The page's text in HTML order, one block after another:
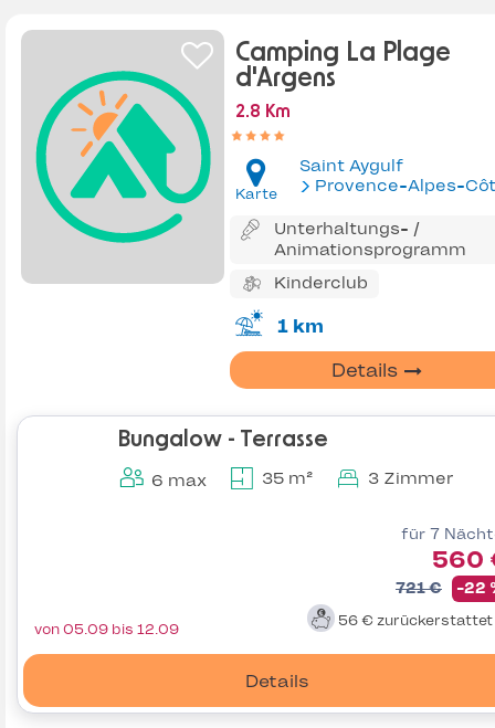
Camping La Plage
d'Argens
2.8 Km
Karte
Saint Aygulf
Provence-Alpes-Côte
Unterhaltungs- /
Animationsprogramm
Kinderclub
1 km
Details
Bungalow - Terrasse
6 max 35 m² 3 Zimmer
für 7
560
721 € -22
56 € zurückerstattet
Details
von 05.09 bis 12.09